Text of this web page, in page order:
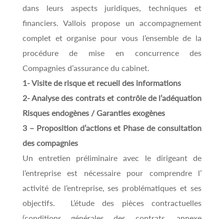
dans leurs aspects juridiques, techniques et
financiers. Vallois propose un accompagnement
complet et organise pour vous l’ensemble de la
procédure de mise en concurrence des
Compagnies d’assurance du cabinet.
1- Visite de risque et recueil des informations
2- Analyse des contrats et contrôle de l’adéquation
Risques endogènes / Garanties exogènes
3 – Proposition d’actions et Phase de consultation
des compagnies
Un entretien préliminaire avec le dirigeant de
l’entreprise est nécessaire pour comprendre l’
activité de l’entreprise, ses problématiques et ses
objectifs. L’étude des pièces contractuelles